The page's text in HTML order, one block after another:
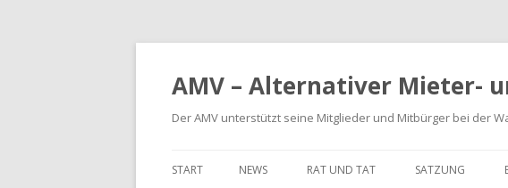
AMV – Alternativer Mieter-
Der AMV unterstützt seine Mitglieder und Mitbürger bei der
START NEWS RAT UND TAT SATZUNG